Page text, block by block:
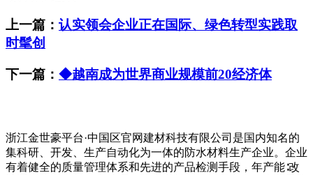
上一篇： 认实领会企业正在国际、绿色转型实践取
时髦创
下一篇： ◆越南成为世界商业规模前20经济体
浙江金世豪平台·中国区官网建材科技有限公司是国内知名的
集科研、开发、生产自动化为一体的防水材料生产企业。企业
有着健全的质量管理体系和先进的产品检测手段，年产能∶改